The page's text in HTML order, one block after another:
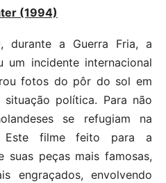
(1994)
durante a Guerra Fria, a
um incidente internacional
fotos do pôr do sol em
política. Para não
se refugiam na
Este filme feito para a
suas peças mais famosas,
engraçados, envolvendo